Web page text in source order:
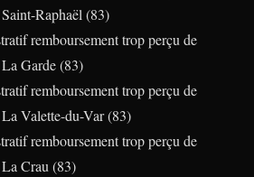
Raphaël (83)
remboursement trop perçu de
Garde (83)
remboursement trop perçu de
Valette-du-Var (83)
remboursement trop perçu de
Crau (83)